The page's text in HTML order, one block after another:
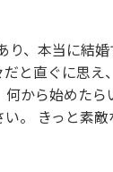
、本当に結
と直ぐに思
から始めた
。 きっと素